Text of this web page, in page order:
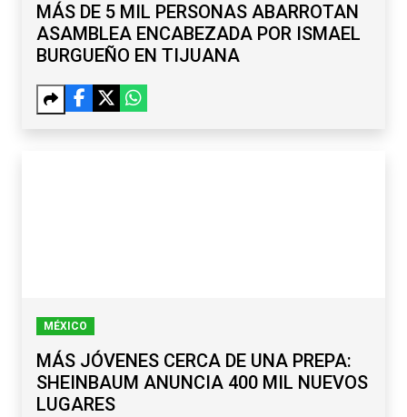
MÁS DE 5 MIL PERSONAS ABARROTAN
ASAMBLEA ENCABEZADA POR ISMAEL
BURGUEÑO EN TIJUANA
MÉXICO
MÁS JÓVENES CERCA DE UNA PREPA:
SHEINBAUM ANUNCIA 400 MIL NUEVOS
LUGARES